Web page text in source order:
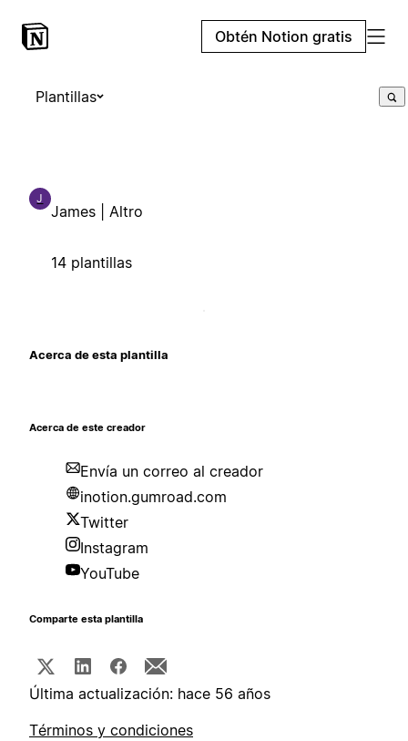
Obtén Notion gratis
Plantillas
J
James | Altro
14 plantillas
Acerca de esta plantilla
Acerca de este creador
Envía un correo al creador
inotion.gumroad.com
Twitter
Instagram
YouTube
Comparte esta plantilla
Última actualización: hace 56 años
Términos y condiciones